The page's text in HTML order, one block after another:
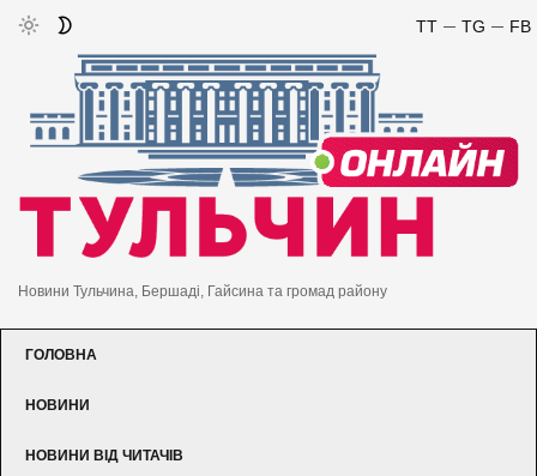
FB
TG
TT
Новини Тульчина, Бершаді, Гайсина та громад району
ГОЛОВНА
НОВИНИ
НОВИНИ ВІД ЧИТАЧІВ